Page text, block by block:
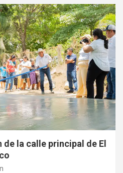
la calle principal de El